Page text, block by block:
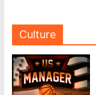
Culture